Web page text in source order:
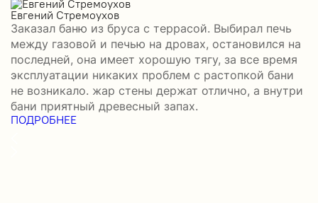
Евгений Стремоухов
Заказал баню из бруса с террасой. Выбирал печь
между газовой и печью на дровах, остановился на
последней, она имеет хорошую тягу, за все время
эксплуатации никаких проблем с растопкой бани
не возникало. жар стены держат отлично, а внутри
бани приятный древесный запах.
ПОДРОБНЕЕ